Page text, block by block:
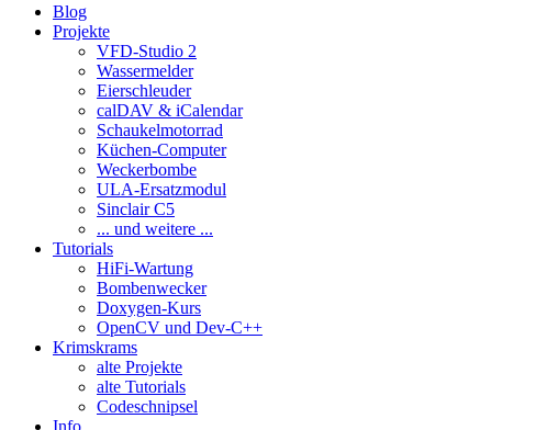
Blog
Projekte
VFD-Studio 2
Wassermelder
Eierschleuder
calDAV & iCalendar
Schaukelmotorrad
Küchen-Computer
Weckerbombe
ULA-Ersatzmodul
Sinclair C5
... und weitere ...
Tutorials
HiFi-Wartung
Bombenwecker
Doxygen-Kurs
OpenCV und Dev-C++
Krimskrams
alte Projekte
alte Tutorials
Codeschnipsel
Info